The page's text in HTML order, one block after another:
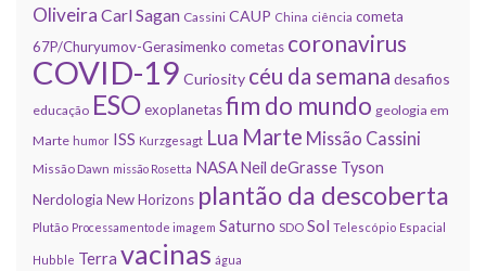
Oliveira Carl Sagan Cassini CAUP China ciência cometa
67P/Churyumov-Gerasimenko cometas coronavirus
COVID-19 Curiosity céu da semana desafios
educação ESOexoplanetasfim do mundo geologia em
Marte humor ISS Kurzgesagt Lua Marte Missão Cassini
Missão Dawn missão Rosetta NASANeil deGrasse Tyson
Nerdologia New Horizons plantão da descoberta
Plutão Processamento de imagem Saturno SDO Sol Telescópio Espacial
Hubble Terra vacinas água